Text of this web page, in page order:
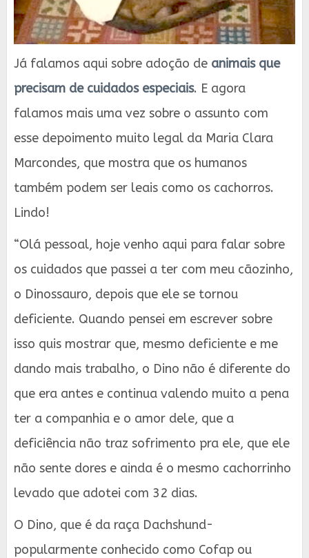
Já falamos aqui sobre adoção de animais que
precisam de cuidados especiais. E agora
falamos mais uma vez sobre o assunto com
esse depoimento muito legal da Maria Clara
Marcondes, que mostra que os humanos
também podem ser leais como os cachorros.
Lindo!
“Olá pessoal, hoje venho aqui para falar sobre
os cuidados que passei a ter com meu cãozinho,
o Dinossauro, depois que ele se tornou
deficiente. Quando pensei em escrever sobre
isso quis mostrar que, mesmo deficiente e me
dando mais trabalho, o Dino não é diferente do
que era antes e continua valendo muito a pena
ter a companhia e o amor dele, que a
deficiência não traz sofrimento pra ele, que ele
não sente dores e ainda é o mesmo cachorrinho
levado que adotei com 32 dias.
O Dino, que é da raça Dachshund-
popularmente conhecido como Cofap ou